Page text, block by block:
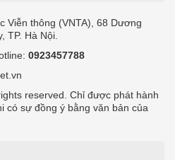
Viễn thông (VNTA), 68 Dương
TP. Hà Nội.
0923457788
reserved. Chỉ được phát hành
có sự đồng ý bằng văn bản của